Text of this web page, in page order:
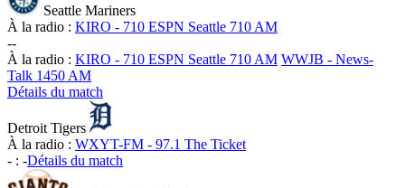
Seattle Mariners
À la radio : KIRO - 710 ESPN Seattle 710 AM
--
À la radio : KIRO - 710 ESPN Seattle 710 AM WWJB - News-
Talk 1450 AM
Détails du match
Detroit Tigers
À la radio : WXYT-FM - 97.1 The Ticket
- : -Détails du match